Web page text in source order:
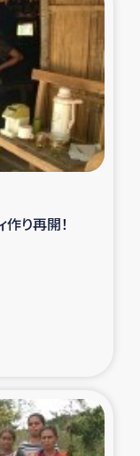
援
興支援
日誌
支援
り再開！